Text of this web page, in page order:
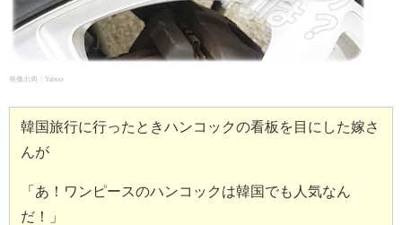
画像出典： Yahoo
韓国旅行に行ったときハンコックの看板を目にした嫁さ
んが
「あ！ワンピースのハンコックは韓国でも人気なん
だ！」